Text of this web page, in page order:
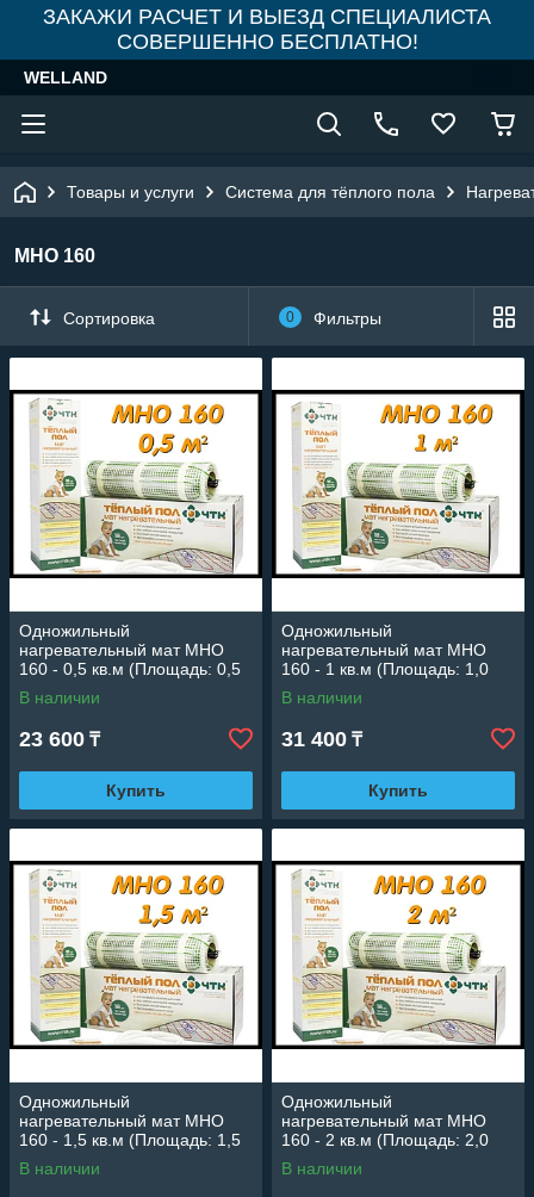
ЗАКАЖИ РАСЧЕТ И ВЫЕЗД СПЕЦИАЛИСТА
СОВЕРШЕННО БЕСПЛАТНО!
WELLAND
Товары и услуги Система для тёплого пола
МНО 160
Сортировка 0 Фильтры
Одножильный
нагревательный мат МНО
160 - 0,5 кв.м (Площадь: 0,5
м2; мощность: 80 Вт)
В наличии
23 600 ₸
Купить
Одножильный
нагревательный мат МНО
160 - 1 кв.м (Площадь: 1,0
м2; мощность: 160 Вт)
В наличии
31 400 ₸
Купить
Одножильный
нагревательный мат МНО
160 - 1,5 кв.м (Площадь: 1,5
м2; мощность: 240 Вт)
В наличии
Одножильный
нагревательный мат МНО
160 - 2 кв.м (Площадь: 2,0
м2; мощность: 320 Вт)
В наличии